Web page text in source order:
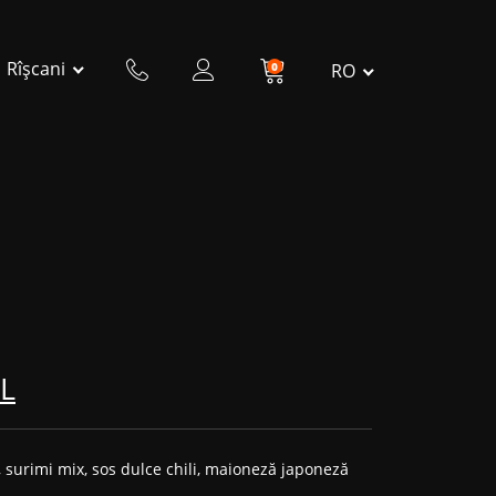
Rîșcani 0 RO
surimi mix, sos dulce chili, maioneză japoneză